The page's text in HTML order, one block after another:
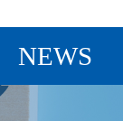
NEWS